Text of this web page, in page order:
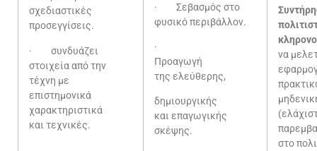
σχεδιαστικές
προσεγγίσεις.
· συνδυάζει
στοιχεία από την
τέχνη με
επιστημονικά
χαρακτηριστικά
και τεχνικές.
· Σεβασμός στο
φυσικό περιβάλλον.
·
Προαγωγή
της ελεύθερης,
δημιουργικής
και επαγωγικής
σκέψης.
να
στο